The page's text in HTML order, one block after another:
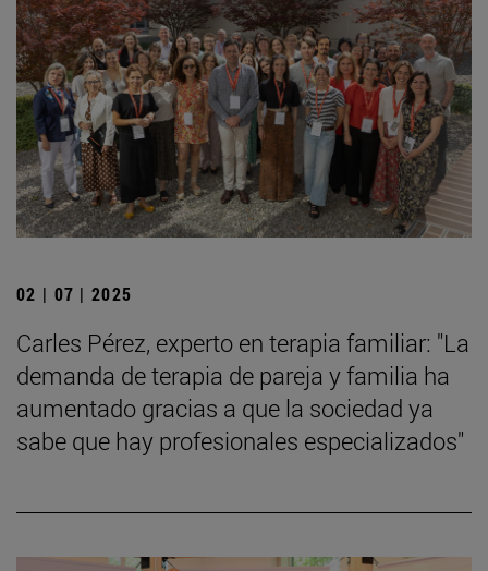
02 | 07 | 2025
Carles Pérez, experto en terapia familiar: "La
demanda de terapia de pareja y familia ha
aumentado gracias a que la sociedad ya
sabe que hay profesionales especializados"